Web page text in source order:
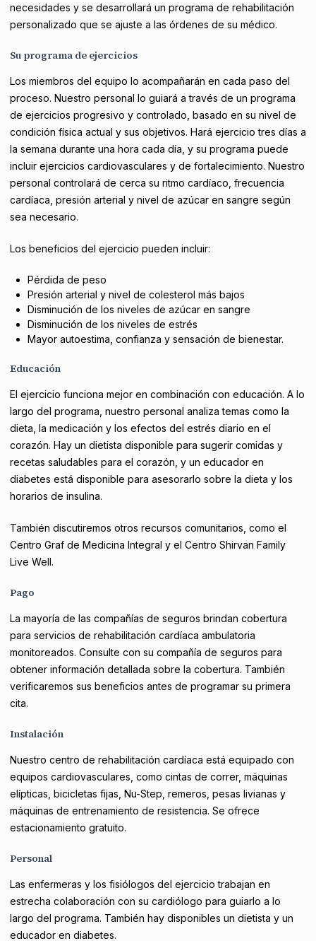
necesidades y se desarrollará un programa de rehabilitación
personalizado que se ajuste a las órdenes de su médico.
Su programa de ejercicios
Los miembros del equipo lo acompañarán en cada paso del
proceso. Nuestro personal lo guiará a través de un programa
de ejercicios progresivo y controlado, basado en su nivel de
condición física actual y sus objetivos. Hará ejercicio tres días a
la semana durante una hora cada día, y su programa puede
incluir ejercicios cardiovasculares y de fortalecimiento. Nuestro
personal controlará de cerca su ritmo cardíaco, frecuencia
cardíaca, presión arterial y nivel de azúcar en sangre según
sea necesario.
Los beneficios del ejercicio pueden incluir:
Pérdida de peso
Presión arterial y nivel de colesterol más bajos
Disminución de los niveles de azúcar en sangre
Disminución de los niveles de estrés
Mayor autoestima, confianza y sensación de bienestar.
Educación
El ejercicio funciona mejor en combinación con educación. A lo
largo del programa, nuestro personal analiza temas como la
dieta, la medicación y los efectos del estrés diario en el
corazón. Hay un dietista disponible para sugerir comidas y
recetas saludables para el corazón, y un educador en
diabetes está disponible para asesorarlo sobre la dieta y los
horarios de insulina.
También discutiremos otros recursos comunitarios, como el
Centro Graf de Medicina Integral y el Centro Shirvan Family
Live Well.
Pago
La mayoría de las compañías de seguros brindan cobertura
para servicios de rehabilitación cardíaca ambulatoria
monitoreados. Consulte con su compañía de seguros para
obtener información detallada sobre la cobertura. También
verificaremos sus beneficios antes de programar su primera
cita.
Instalación
Nuestro centro de rehabilitación cardíaca está equipado con
equipos cardiovasculares, como cintas de correr, máquinas
elípticas, bicicletas fijas, Nu-Step, remeros, pesas livianas y
máquinas de entrenamiento de resistencia. Se ofrece
estacionamiento gratuito.
Personal
Las enfermeras y los fisiólogos del ejercicio trabajan en
estrecha colaboración con su cardiólogo para guiarlo a lo
largo del programa. También hay disponibles un dietista y un
educador en diabetes.